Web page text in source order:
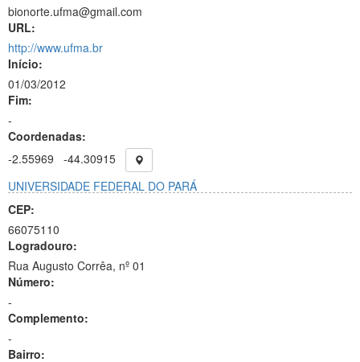
bionorte.ufma@gmail.com
URL:
http://www.ufma.br
Início:
01/03/2012
Fim:
-
Coordenadas:
-2.55969
-44.30915
UNIVERSIDADE FEDERAL DO PARÁ
CEP:
66075110
Logradouro:
Rua Augusto Corrêa, nº 01
Número:
-
Complemento:
-
Bairro: